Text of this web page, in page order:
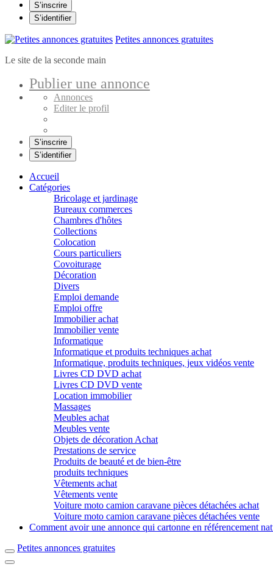
S’inscrire
S’identifier
Petites annonces gratuites
Le site de la seconde main
Publier une annonce
Annonces
Editer le profil
S’inscrire
S’identifier
Accueil
Catégories
Bricolage et jardinage
Bureaux commerces
Chambres d'hôtes
Collections
Colocation
Cours particuliers
Covoiturage
Décoration
Divers
Emploi demande
Emploi offre
Immobilier achat
Immobilier vente
Informatique
Informatique et produits techniques achat
Informatique, produits techniques, jeux vidéos vente
Livres CD DVD achat
Livres CD DVD vente
Location immobilier
Massages
Meubles achat
Meubles vente
Objets de décoration Achat
Prestations de service
Produits de beauté et de bien-être
produits techniques
Vêtements achat
Vêtements vente
Voiture moto camion caravane pièces détachées achat
Voiture moto camion caravane pièces détachées vente
Comment avoir une annonce qui cartonne en référencement
Petites annonces gratuites